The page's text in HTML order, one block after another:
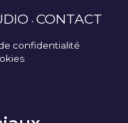
CONTACT
confidentialité